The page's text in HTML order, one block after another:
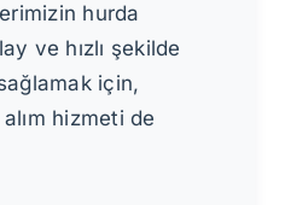
hurda
ve hızlı şekilde
için,
hizmeti de